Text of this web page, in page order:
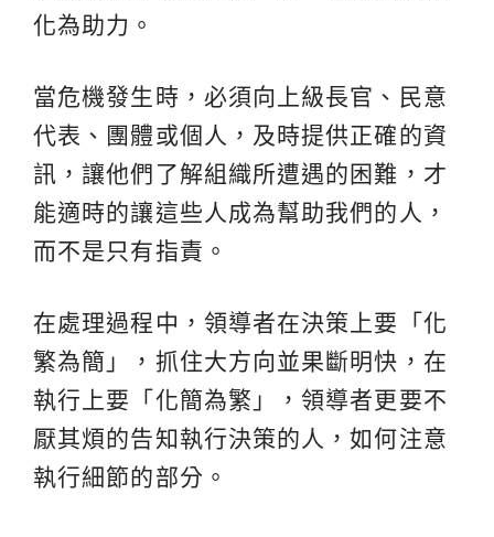
化為助力。
當危機發生時，必須向上級長官、民意
代表、團體或個人，及時提供正確的資
訊，讓他們了解組織所遭遇的困難，才
能適時的讓這些人成為幫助我們的人，
而不是只有指責。
在處理過程中，領導者在決策上要「化
繁為簡」，抓住大方向並果斷明快，在
執行上要「化簡為繁」，領導者更要不
厭其煩的告知執行決策的人，如何注意
執行細節的部分。